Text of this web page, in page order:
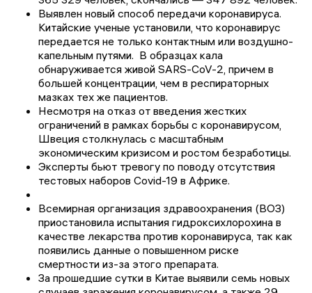
Выявлен новый способ передачи коронавируса.
Китайские ученые установили, что коронавирус
передается не только контактным или воздушно-
капельным путями. В образцах кала
обнаруживается живой SARS-CoV-2, причем в
большей концентрации, чем в респираторных
мазках тех же пациентов.
Несмотря на отказ от введения жестких
ограничений в рамках борьбы с коронавирусом,
Швеция столкнулась с масштабным
экономическим кризисом и ростом безработицы.
Эксперты бьют тревогу по поводу отсутствия
тестовых наборов Covid-19 в Африке.
Всемирная организация здравоохранения (ВОЗ)
приостановила испытания гидроксихлорохина в
качестве лекарства против коронавируса, так как
появились данные о повышенном риске
смертности из-за этого препарата.
За прошедшие сутки в Китае выявили семь новых